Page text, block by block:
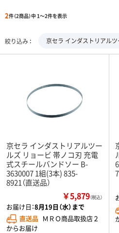
2件（2商品）中 1～2件を表示
絞り込み 京セラ インダストリアル
京セラ インダストリアルツー
ルズ リョービ 帯ノコ刃 充電
式スチールバンドソー B-
3630007 1組(3本) 835-
8921（直送品）
￥5,879（税込）
お届け日：8月19日（水）まで
直送品 ＭＲＯ商品取扱店２
からお届け